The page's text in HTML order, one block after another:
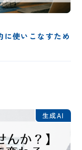
に使いこなすため
生成AI